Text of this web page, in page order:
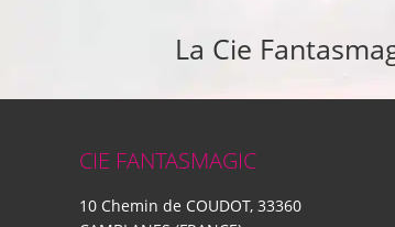
La Cie
CIE FANTASMAGIC
10 Chemin de COUDOT, 33360